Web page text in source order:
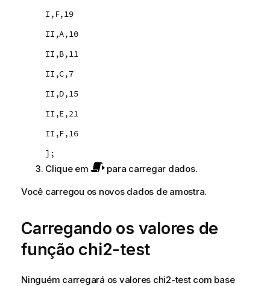
I,F,19
II,A,10
II,B,11
II,C,7
II,D,15
II,E,21
II,F,16
];
Clique em
para carregar dados.
Você carregou os novos dados de amostra.
Carregando os valores de
função chi2-test
Ninguém carregará os valores chi2-testcom base